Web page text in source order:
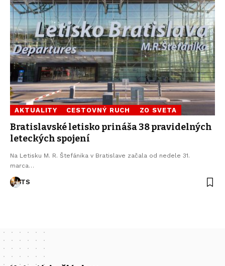
AKTUALITY CESTOVNÝ RUCH ZO SVETA
Bratislavské letisko prináša 38 pravidelných
leteckých spojení
Na Letisku M. R. Štefánika v Bratislave začala od nedele 31.
marca…
TS